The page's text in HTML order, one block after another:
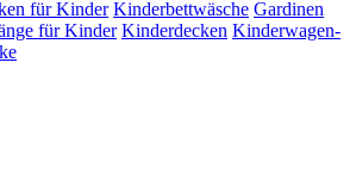
für Kinder Kinderbettwäsche Gardinen
für Kinder Kinderdecken Kinderwagen-